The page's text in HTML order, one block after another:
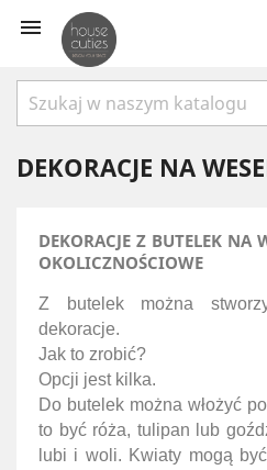

DEKORACJE NA
DEKORACJE Z BUTELEK NA
OKOLICZNOŚCIOWE
Z butelek można
dekoracje.
Jak to zrobić?
Opcji jest kilka.
Do butelek można włożyć
to być róża, tulipan lub
lubi i woli. Kwiaty mogą